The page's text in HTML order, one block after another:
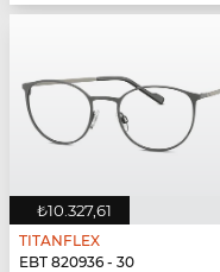
₺10.327,61
TITANFLEX
EBT 820936 - 30